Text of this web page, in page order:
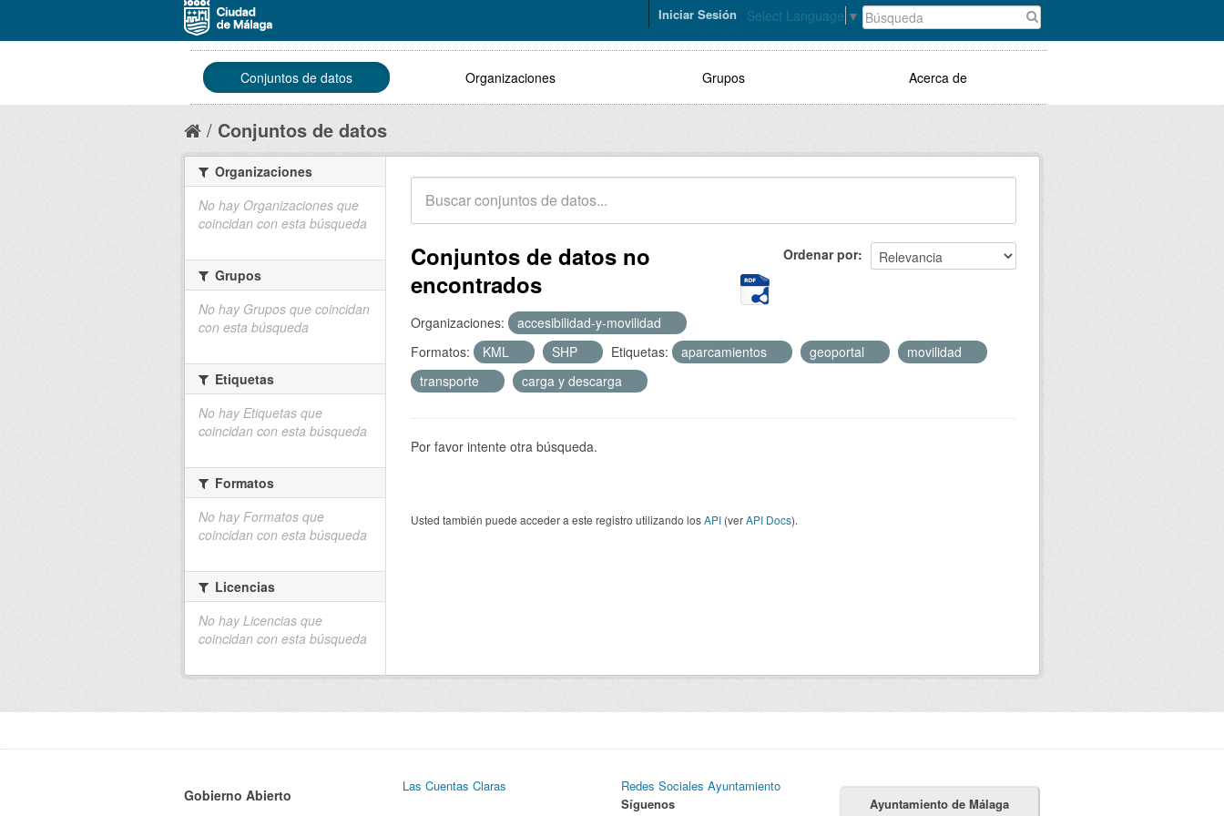
Select Language ▼
Iniciar Sesión
Conjuntos de datos Organizaciones Grupos Acerca de
Conjuntos de datos
Ordenar por
Conjuntos de datos no
encontrados
Organizaciones:
accesibilidad-y-movilidad
Formatos:
KML SHP Etiquetas: aparcamientos geoportal
movilidad
transporte
carga y descarga
Por favor intente otra búsqueda.
Usted también puede acceder a este registro utilizando losAPI (verAPI Docs).
Organizaciones
No hay Organizaciones que
coincidan con esta búsqueda
Grupos
No hay Grupos que coincidan
con esta búsqueda
Etiquetas
No hay Etiquetas que
coincidan con esta búsqueda
Formatos
No hay Formatos que
coincidan con esta búsqueda
Licencias
No hay Licencias que
coincidan con esta búsqueda
Gobierno Abierto
Las Cuentas Claras
Redes Sociales Ayuntamiento
Síguenos
Ayuntamiento de Málaga